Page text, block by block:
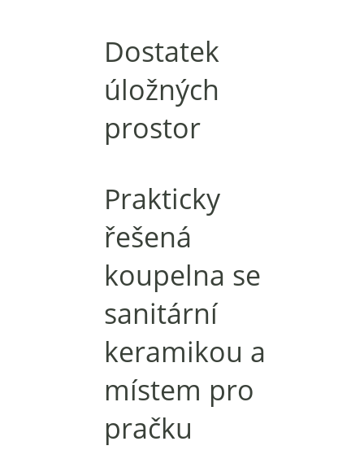
Dostatek
úložných
prostor
Prakticky
řešená
koupelna se
sanitární
keramikou a
místem pro
pračku